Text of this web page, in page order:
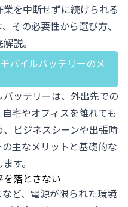
を中断せずに続けられる
その必要性から選び方、
説。
バイルバッテリーのメ
ッテリーは、外出先での
宅やオフィスを離れても
ビジネスシーンや出張時
主なメリットと基礎的な
す。
落とさない
ど、電源が限られた環境